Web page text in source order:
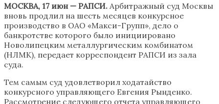
МОСКВА, 17 июн — РАПСИ. Арбитражный суд Москвы
вновь продлил на шесть месяцев конкурсное
производство в ОАО «Макси-Групп», дело о
банкротстве которого было инициировано
Новолипецким металлургическим комбинатом
(НЛМК), передает корреспондент РАПСИ из зала
суда.
Тем самым суд удовлетворил ходатайство
конкурсного управляющего Евгения Рынденко.
Рассмотрение следующего отчета управляющего